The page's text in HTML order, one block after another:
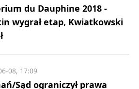
du Dauphine 2018 -
wygrał etap, Kwiatkowski
Sąd ograniczył prawa
08, 17:09